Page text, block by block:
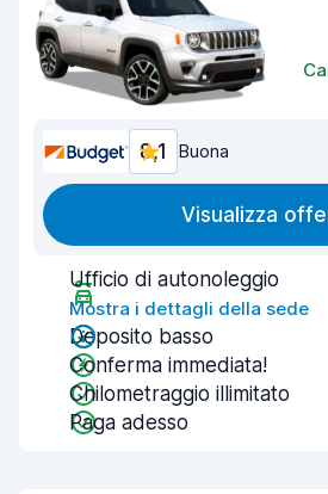
8,1 Buona
Visualizza
Ufficio di autonoleggio
Mostra i dettagli della sede
Deposito basso
Conferma immediata!
Chilometraggio illimitato
Paga adesso